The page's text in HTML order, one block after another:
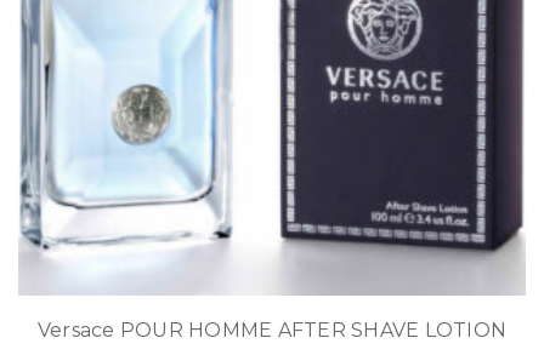
Versace POUR HOMME AFTER SHAVE LOTION